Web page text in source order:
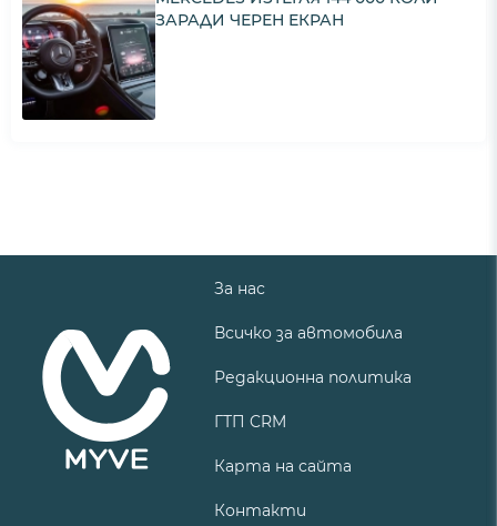
ЗАРАДИ ЧЕРЕН ЕКРАН
За нас
Всичко за автомобила
Редакционна политика
ГТП CRM
Карта на сайта
Контакти